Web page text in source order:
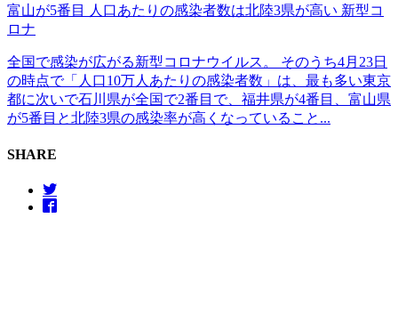
富山が5番目 人口あたりの感染者数は北陸3県が高い 新型コ
ロナ
全国で感染が広がる新型コロナウイルス。 そのうち4月23日
の時点で「人口10万人あたりの感染者数」は、最も多い東京
都に次いで石川県が全国で2番目で、福井県が4番目、富山県
が5番目と北陸3県の感染率が高くなっていること...
SHARE